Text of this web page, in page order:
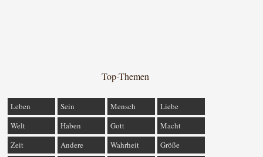
Top-Themen
Leben Sein Mensch
Liebe
Welt
Haben Gott
Macht
Zeit
Andere Wahrheit Größe